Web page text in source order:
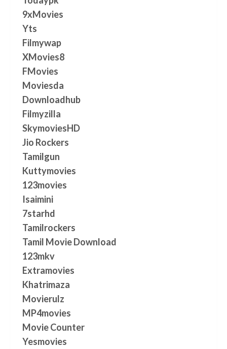
9xMovies
Yts
Filmywap
XMovies8
FMovies
Moviesda
Downloadhub
Filmyzilla
SkymoviesHD
Jio Rockers
Tamilgun
Kuttymovies
123movies
Isaimini
7starhd
Tamilrockers
Tamil Movie Download
123mkv
Extramovies
Khatrimaza
Movierulz
MP4movies
Movie Counter
Yesmovies